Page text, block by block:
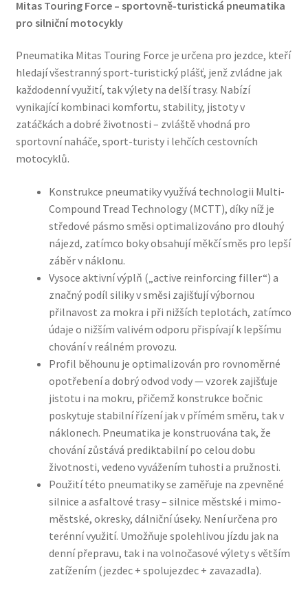
Mitas Touring Force – sportovně-turistická pneumatika
pro silniční motocykly
Pneumatika Mitas Touring Force je určena pro jezdce, kteří
hledají všestranný sport-turistický plášť, jenž zvládne jak
každodenní využití, tak výlety na delší trasy. Nabízí
vynikající kombinaci komfortu, stability, jistoty v
zatáčkách a dobré životnosti – zvláště vhodná pro
sportovní naháče, sport-turisty i lehčích cestovních
motocyklů.
Konstrukce pneumatiky využívá technologii Multi-
Compound Tread Technology (MCTT), díky níž je
středové pásmo směsi optimalizováno pro dlouhý
nájezd, zatímco boky obsahují měkčí směs pro lepší
záběr v náklonu.
Vysoce aktivní výplň („active reinforcing filler“) a
značný podíl siliky v směsi zajišťují výbornou
přilnavost za mokra i při nižších teplotách, zatímco
údaje o nižším valivém odporu přispívají k lepšímu
chování v reálném provozu.
Profil běhounu je optimalizován pro rovnoměrné
opotřebení a dobrý odvod vody — vzorek zajišťuje
jistotu i na mokru, přičemž konstrukce bočnic
poskytuje stabilní řízení jak v přímém směru, tak v
náklonech. Pneumatika je konstruována tak, že
chování zůstává prediktabilní po celou dobu
životnosti, vedeno vyvážením tuhosti a pružnosti.
Použití této pneumatiky se zaměřuje na zpevněné
silnice a asfaltové trasy – silnice městské i mimo-
městské, okresky, dálniční úseky. Není určena pro
terénní využití. Umožňuje spolehlivou jízdu jak na
denní přepravu, tak i na volnočasové výlety s větším
zatížením (jezdec + spolujezdec + zavazadla).